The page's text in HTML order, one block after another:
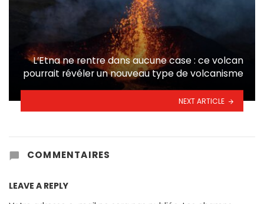
L’Etna ne rentre dans aucune case : ce volcan
pourrait révéler un nouveau type de volcanisme
NEXT ARTICLE
COMMENTAIRES
LEAVE A REPLY